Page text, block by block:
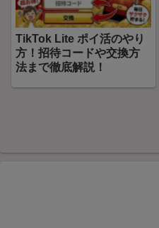
TikTok Lite ポイ活のやり
方！招待コードや交換方
法まで徹底解説！